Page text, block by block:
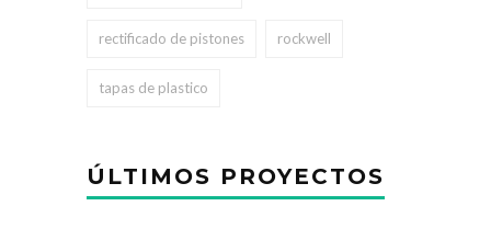
rectificado de pistones rockwell
tapas de plastico
ÚLTIMOS PROYECTOS